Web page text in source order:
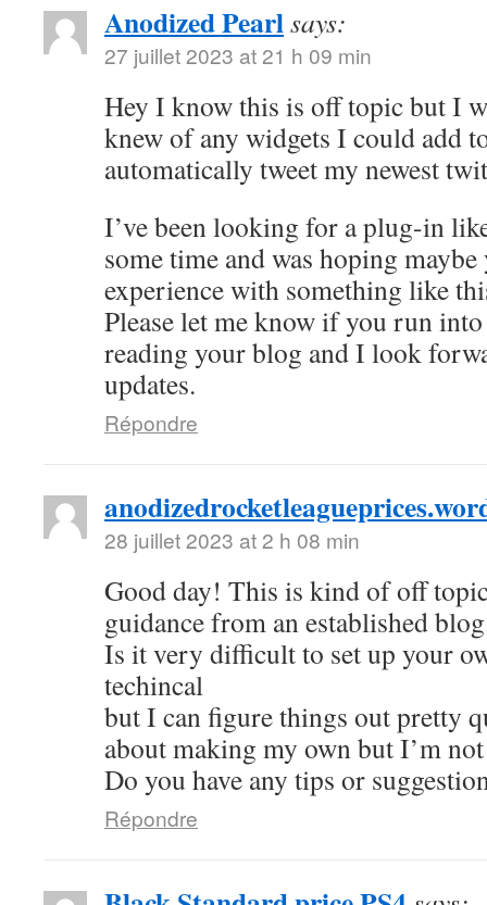
Anodized Pearlsays:
27 juillet 2023 at 21 h 09 min
Hey I know this is off topic but I
knew of any widgets I could add
automatically tweet my newest
I’ve been looking for a plug-in
some time and was hoping
experience with something like
Please let me know if you run
reading your blog and I look
updates.
Répondre
28 juillet 2023 at 2 h 08 min
Good day! This is kind of off
guidance from an established
Is it very difficult to set up your
techincal
but I can figure things out pretty
about making my own but I’m
Do you have any tips or
Répondre